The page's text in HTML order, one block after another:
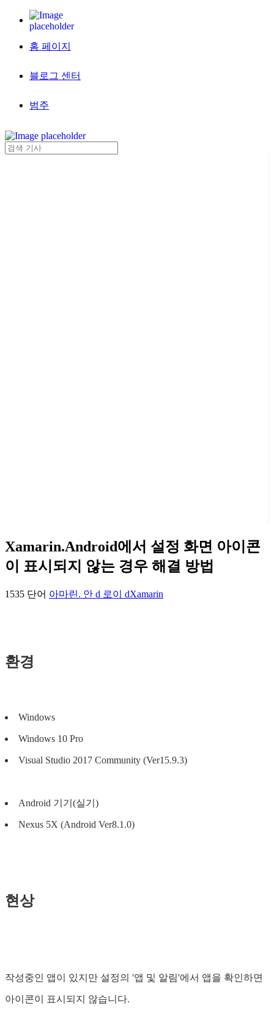
홈 페이지
블로그 센터
범주
Xamarin.Android에서 설정 화면 아이콘
이 표시되지 않는 경우 해결 방법
1535 단어 아마린. 안 d 로이 dXamarin
환경
Windows
Windows 10 Pro
Visual Studio 2017 Community (Ver15.9.3)
Android 기기(실기)
Nexus 5X (Android Ver8.1.0)
현상
작성중인 앱이 있지만 설정의 '앱 및 알림'에서 앱을 확인하면
아이콘이 표시되지 않습니다.